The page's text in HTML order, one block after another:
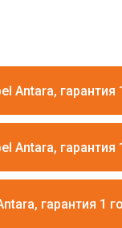
Antara, гарантия
Antara, гарантия
гарантия 1